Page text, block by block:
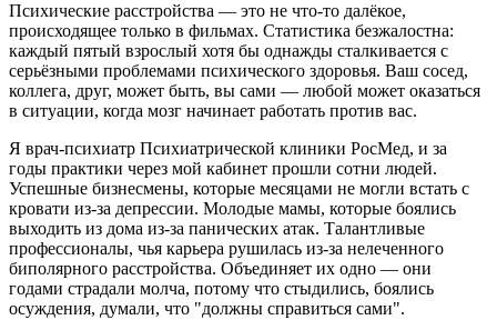
Психические расстройства — это не что-то далёкое,
происходящее только в фильмах. Статистика безжалостна:
каждый пятый взрослый хотя бы однажды сталкивается с
серьёзными проблемами психического здоровья. Ваш сосед,
коллега, друг, может быть, вы сами — любой может оказаться
в ситуации, когда мозг начинает работать против вас.
Я врач-психиатр Психиатрической клиники РосМед, и за
годы практики через мой кабинет прошли сотни людей.
Успешные бизнесмены, которые месяцами не могли встать с
кровати из-за депрессии. Молодые мамы, которые боялись
выходить из дома из-за панических атак. Талантливые
профессионалы, чья карьера рушилась из-за нелеченного
биполярного расстройства. Объединяет их одно — они
годами страдали молча, потому что стыдились, боялись
осуждения, думали, что "должны справиться сами".